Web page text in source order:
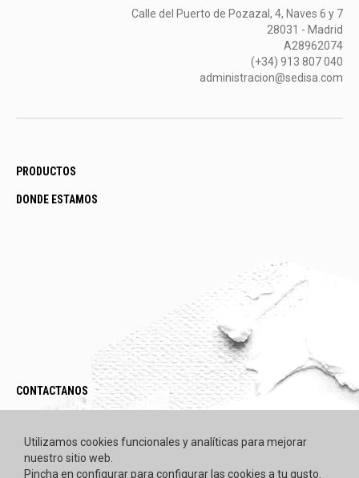
Calle del Puerto de Pozazal, 4, Naves 6 y 7
28031 - Madrid
A28962074
(+34) 913 807 040
administracion@sedisa.com
PRODUCTOS
DONDE ESTAMOS
CONTACTANOS
Utilizamos cookies funcionales y analíticas para mejorar
nuestro sitio web.
Pincha en configurar para configurar las cookies a tu gusto.